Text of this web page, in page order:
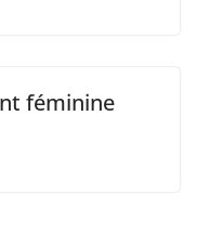
féminine